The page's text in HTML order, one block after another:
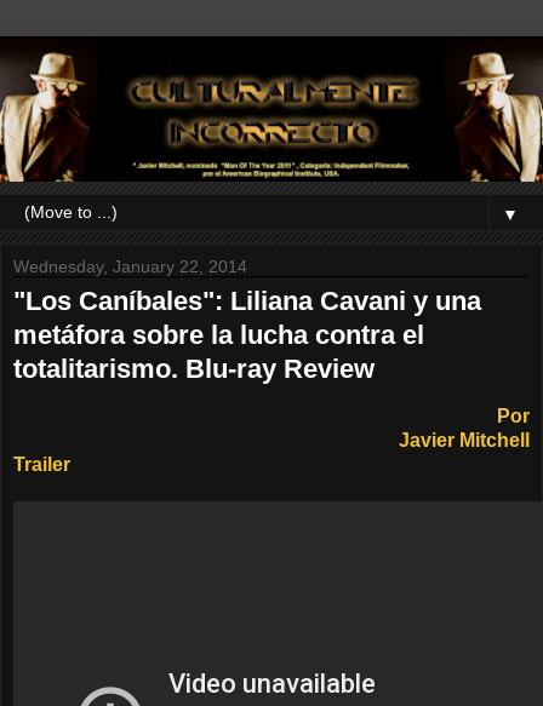
▼
Wednesday, January 22, 2014
"Los Caníbales": Liliana Cavani y una
metáfora sobre la lucha contra el
totalitarismo. Blu-ray Review
Por
Javier Mitchell
Trailer